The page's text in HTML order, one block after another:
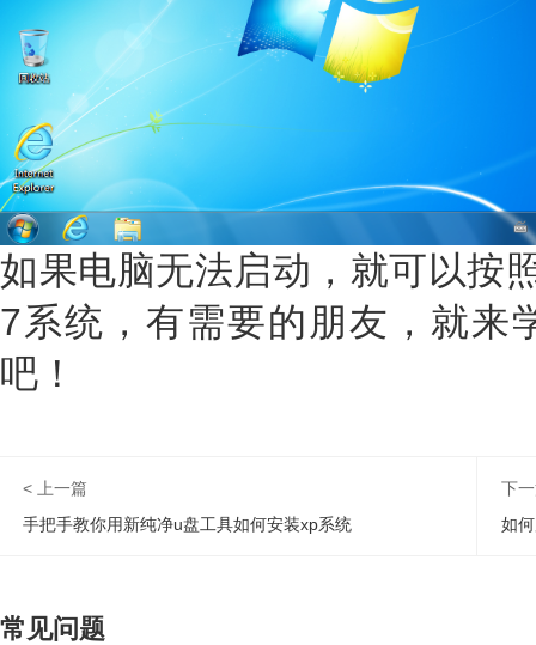
如果电脑无法启动，就可以按
7系统，有需要的朋友，就来
吧！
< 上一篇
手把手教你用新纯净u盘工具如何安装xp系统
下
常见问题